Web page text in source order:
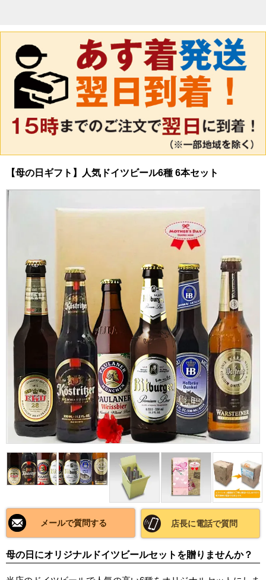
【母の日ギフト】人気ドイツビール6種 6本セット
メールで質問する 店長に電話で質問
母の日にオリジナルドイツビールセットを贈りませんか？